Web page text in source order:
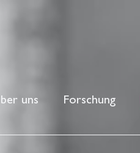
uns Forschung